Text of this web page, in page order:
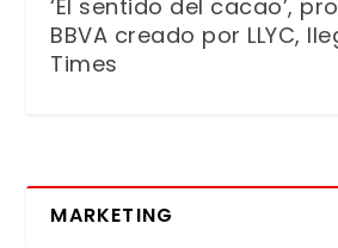
‘El sentido del cacao’,
BBVA creado por LLYC,
Times
MARKETING